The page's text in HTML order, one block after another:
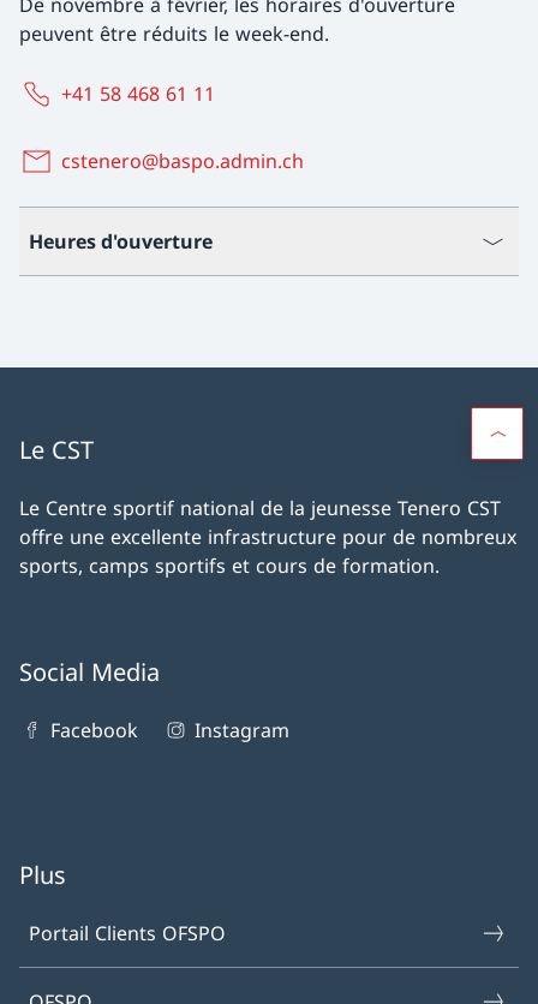
peuvent être réduits le week-end.
+41 58 468 61 11
cstenero@baspo.admin.ch
Heures d'ouverture
Le CST
Le Centre sportif national de la jeunesse Tenero CST
offre une excellente infrastructure pour de nombreux
sports, camps sportifs et cours de formation.
Social Media
Facebook Instagram
Plus
Portail Clients OFSPO